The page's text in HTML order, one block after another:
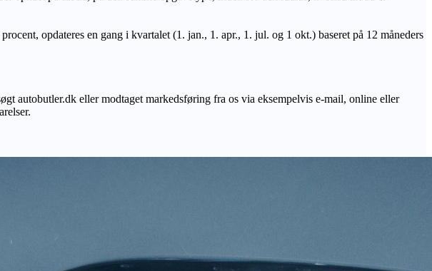
opdateres en gang i kvartalet (1. jan., 1. apr., 1. jul. og 1 okt.) baseret på 12 måneders
autobutler.dk eller modtaget markedsføring fra os via eksempelvis e-mail, online eller